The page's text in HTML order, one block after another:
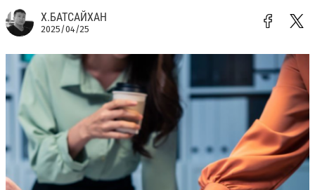
Х.БАТСАЙХАН
2025/04/25